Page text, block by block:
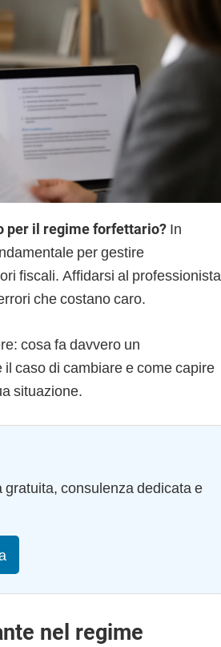
per il regime forfettario? In
per gestire
fiscali. Affidarsi al professionista
che costano caro.
cosa fa davvero un
caso di cambiare e come capire
situazione.
consulenza dedicata e
nel regime